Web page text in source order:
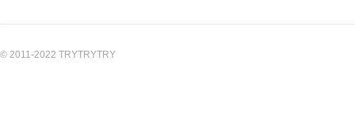
© 2011-2022 TRYTRYTRY